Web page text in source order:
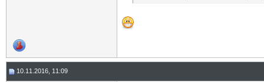
10.11.2016, 11:09